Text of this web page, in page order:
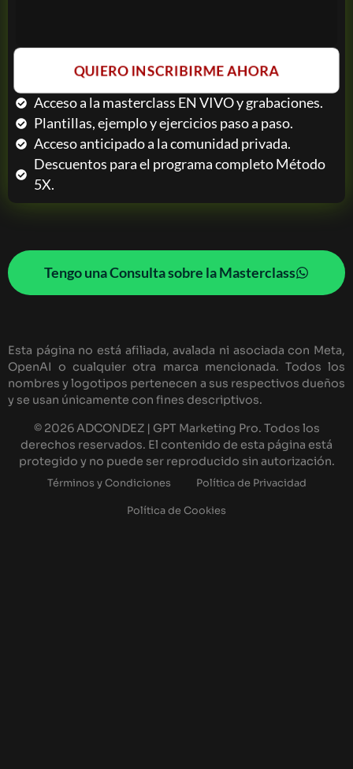
QUIERO INSCRIBIRME AHORA
Acceso a la masterclass EN VIVO y grabaciones.
Plantillas, ejemplo y ejercicios paso a paso.
Acceso anticipado a la comunidad privada.
Descuentos para el programa completo Método
5X.
Tengo una Consulta sobre la Masterclass
Esta página no está afiliada, avalada ni asociada con Meta,
OpenAI o cualquier otra marca mencionada. Todos los
nombres y logotipos pertenecen a sus respectivos dueños
y se usan únicamente con fines descriptivos.
© 2026 ADCONDEZ | GPT Marketing Pro. Todos los
derechos reservados. El contenido de esta página está
protegido y no puede ser reproducido sin autorización.
Términos y Condiciones Política de Privacidad
Política de Cookies